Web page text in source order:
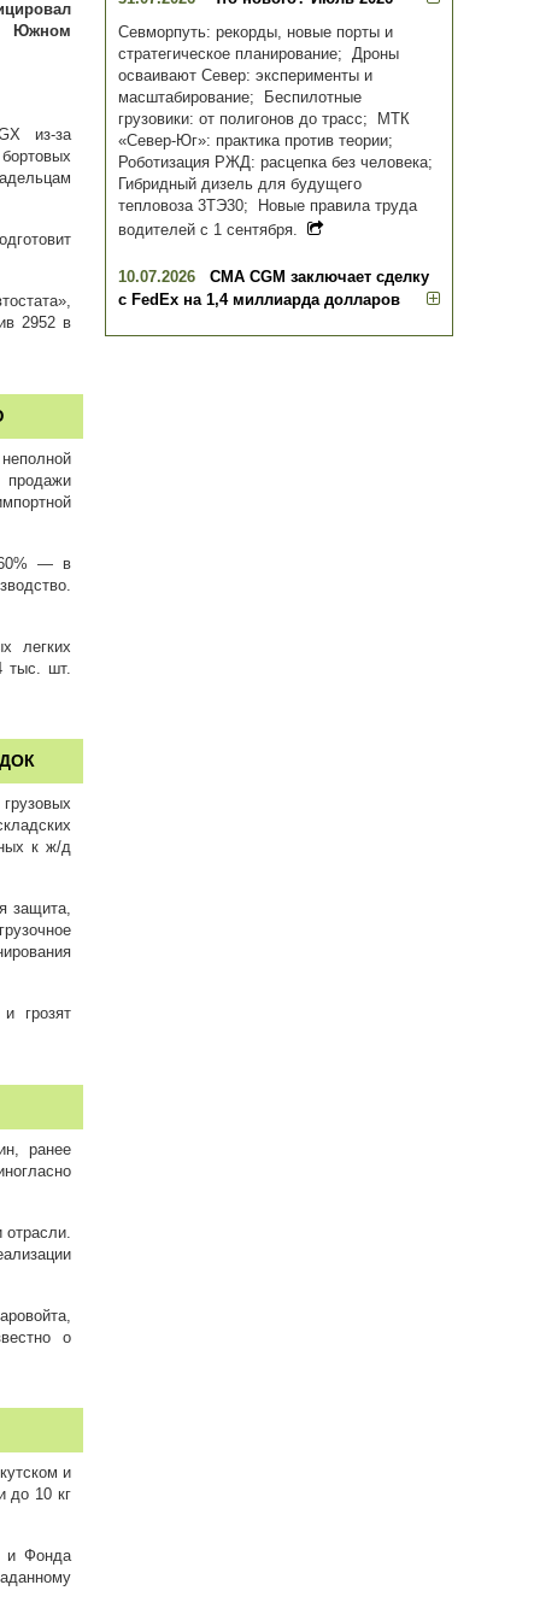
Южном
из-за
2952 в
продажи
60% — в
легких
тыс. шт.
к ж/д
защита,
грозят
ранее
о
и
до 10 кг
и Фонда
Севморпуть: рекорды, новые порты и
стратегическое планирование; Дроны
осваивают Север: эксперименты и
масштабирование; Беспилотные
грузовики: от полигонов до трасс; МТК
«Север-Юг»: практика против теории;
Роботизация РЖД: расцепка без человека;
Гибридный дизель для будущего
тепловоза 3ТЭ30; Новые правила труда
водителей с 1 сентября.
10.07.2026
CMA CGM заключает сделку
с FedEx на 1,4 миллиарда долларов